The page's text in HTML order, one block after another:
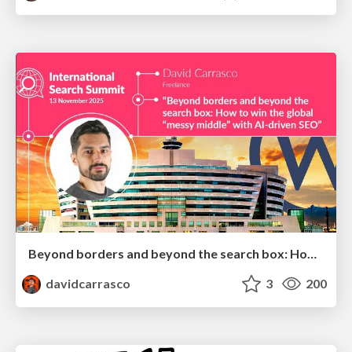
Beyond borders and beyond the search box: How to win the global "messy middle" with AI-driven SEO
davidcarrasco
3 200